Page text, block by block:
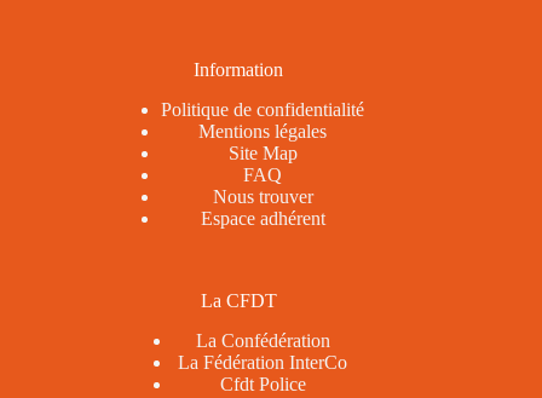
Information
Politique de confidentialité
Mentions légales
Site Map
FAQ
Nous trouver
Espace adhérent
La CFDT
La Confédération
La Fédération InterCo
Cfdt Police